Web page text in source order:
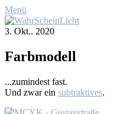
Menü
3. Okt.. 2020
Farb­mo­dell
...zu­min­dest fast.
Und zwar ein sub­trak­ti­ves.